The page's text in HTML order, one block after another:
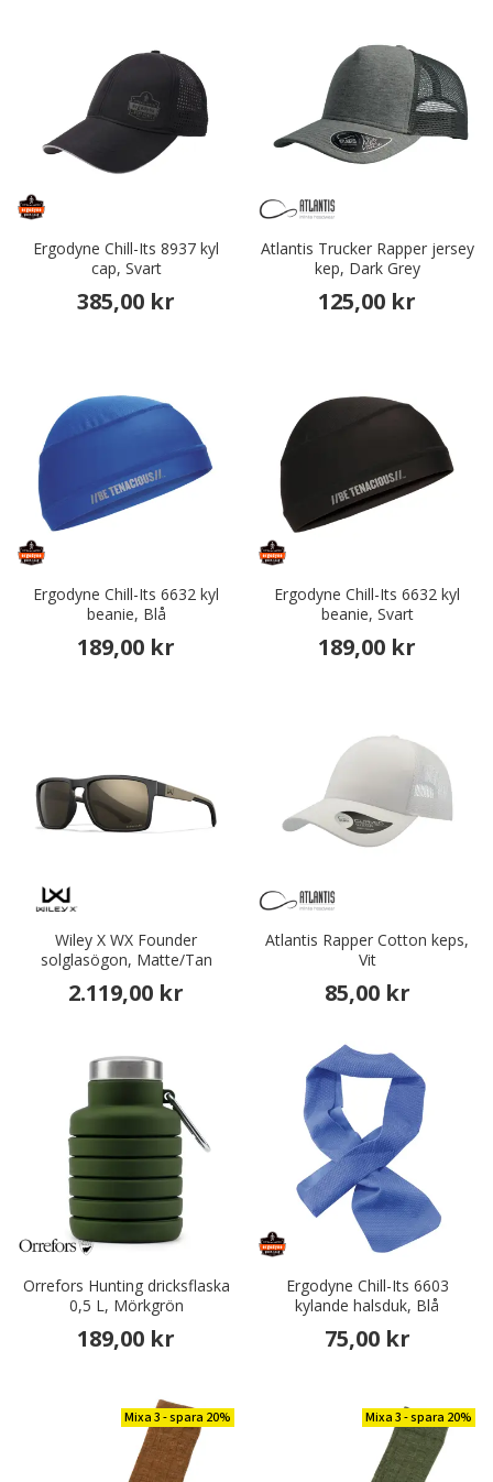
Ergodyne Chill-Its 8937 kyl
cap, Svart
385,00 kr
Atlantis Trucker Rapper jersey
kep, Dark Grey
125,00 kr
Ergodyne Chill-Its 6632 kyl
beanie, Blå
189,00 kr
Ergodyne Chill-Its 6632 kyl
beanie, Svart
189,00 kr
Wiley X WX Founder
solglasögon, Matte/Tan
2.119,00 kr
Atlantis Rapper Cotton keps,
Vit
85,00 kr
Orrefors Hunting dricksflaska
0,5 L, Mörkgrön
189,00 kr
Ergodyne Chill-Its 6603
kylande halsduk, Blå
75,00 kr
Mixa 3 - spara 20% Mixa 3 - spara 20%